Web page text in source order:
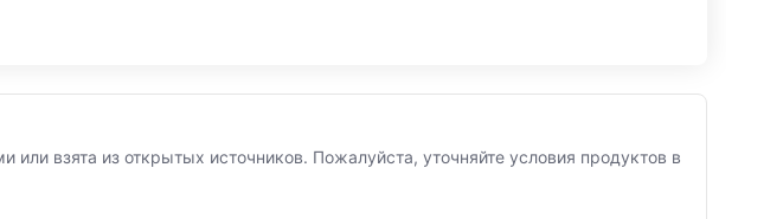
взята из открытых источников. Пожалуйста, уточняйте условия продуктов в